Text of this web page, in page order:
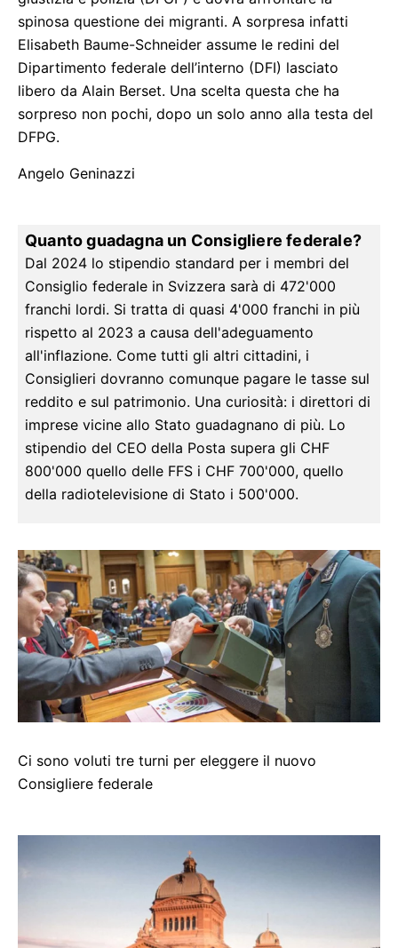
spinosa questione dei migranti. A sorpresa infatti
Elisabeth Baume-Schneider assume le redini del
Dipartimento federale dell’interno (DFI) lasciato
libero da Alain Berset. Una scelta questa che ha
sorpreso non pochi, dopo un solo anno alla testa del
DFPG.
Angelo Geninazzi
Quanto guadagna un Consigliere federale?
Dal 2024 lo stipendio standard per i membri del
Consiglio federale in Svizzera sarà di 472'000
franchi lordi. Si tratta di quasi 4'000 franchi in più
rispetto al 2023 a causa dell'adeguamento
all'inflazione. Come tutti gli altri cittadini, i
Consiglieri dovranno comunque pagare le tasse sul
reddito e sul patrimonio. Una curiosità: i direttori di
imprese vicine allo Stato guadagnano di più. Lo
stipendio del CEO della Posta supera gli CHF
800'000 quello delle FFS i CHF 700'000, quello
della radiotelevisione di Stato i 500'000.
Ci sono voluti tre turni per eleggere il nuovo
Consigliere federale